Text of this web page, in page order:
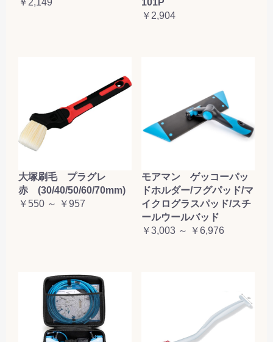
カートへ進む
￥2,904
大塚刷毛 プラグレ
赤 (30/40/50/60/70mm)
￥550 ～ ￥957
モアマン ゲッコーパッ
ドホルダー/フグパッド/マ
イクログラスパッド/スチ
ールウールバッド
￥3,003 ～ ￥6,976